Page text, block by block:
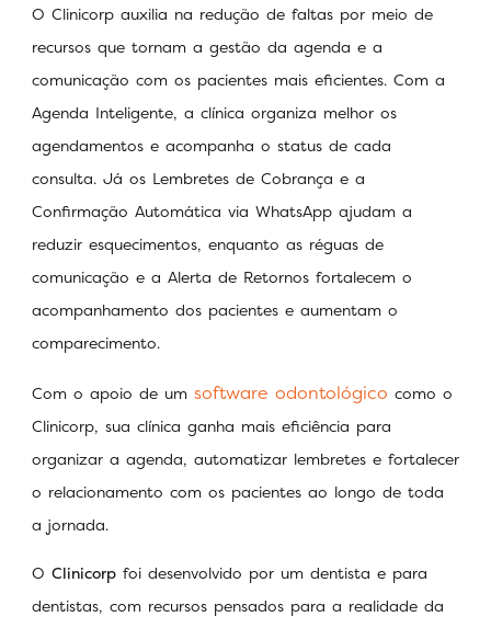
O Clinicorp auxilia na redução de faltas por meio de
recursos que tornam a gestão da agenda e a
comunicação com os pacientes mais eficientes. Com a
Agenda Inteligente, a clínica organiza melhor os
agendamentos e acompanha o status de cada
consulta. Já os Lembretes de Cobrança e a
Confirmação Automática via WhatsApp ajudam a
reduzir esquecimentos, enquanto as réguas de
comunicação e a Alerta de Retornos fortalecem o
acompanhamento dos pacientes e aumentam o
comparecimento.
Com o apoio de um software odontológico como o
Clinicorp, sua clínica ganha mais eficiência para
organizar a agenda, automatizar lembretes e fortalecer
o relacionamento com os pacientes ao longo de toda
a jornada.
O Clinicorp foi desenvolvido por um dentista e para
dentistas, com recursos pensados para a realidade da